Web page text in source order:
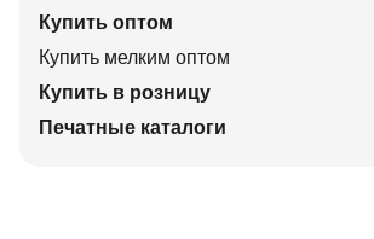
Купить оптом
Купить мелким оптом
Купить в розницу
Печатные каталоги